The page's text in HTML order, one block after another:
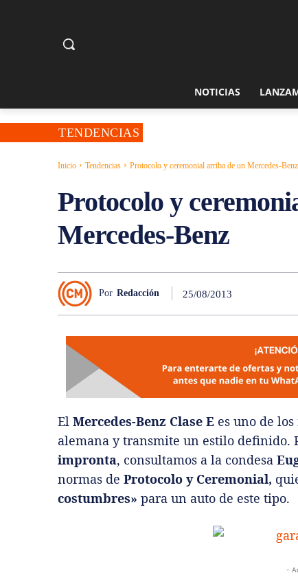
NOTICIAS
TENDENCIAS
Inicio Tendencias Protocolo y ceremonial arriba de un Mercedes-Benz
Protocolo y
Mercedes-Benz
Por Redacción 25/08/2013
El Mercedes-Benz Clase E es uno de
alemana y transmite un estilo definido.
impronta, consultamos a la condesa
normas de Protocolo y Ceremonial,
costumbres» para un auto de este tipo.
-